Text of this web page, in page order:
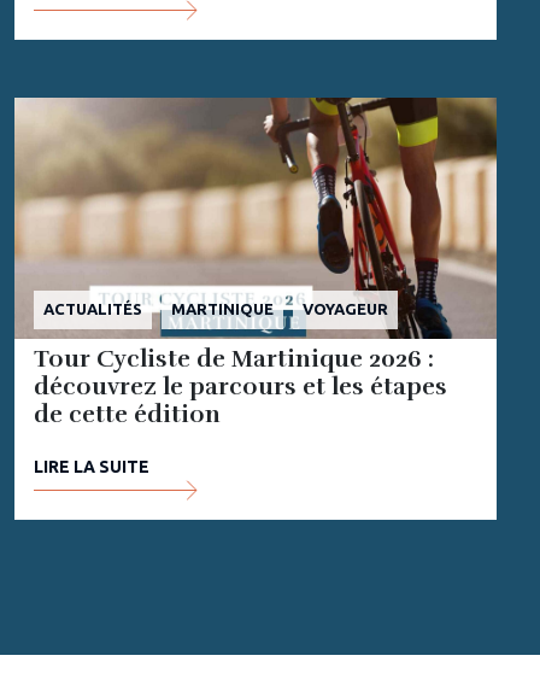
ACTUALITÉS MARTINIQUE VOYAGEUR
Tour Cycliste de Martinique 2026 :
découvrez le parcours et les étapes
de cette édition
LIRE LA SUITE